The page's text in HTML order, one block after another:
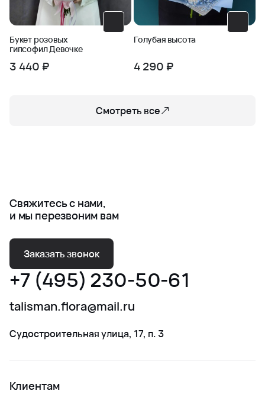
Букет розовых
гипсофил Девочке
3 440 ₽
Голубая высота
4 290 ₽
Смотреть все
Свяжитесь с нами,
и мы перезвоним вам
Заказать звонок
+7 (495) 230-50-61
talisman.flora@mail.ru
Судостроительная улица, 17, п. 3
Клиентам